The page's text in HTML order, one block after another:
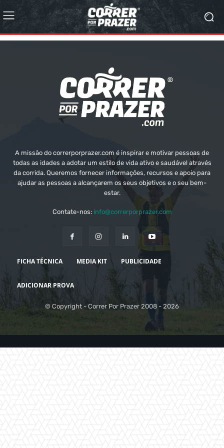
A missão do correrporprazer.com é inspirar e motivar pessoas de
todas as idades a adotar um estilo de vida ativo e saudável através
da corrida. Queremos fornecer informações, recursos e apoio para
ajudar as pessoas a alcançarem os seus objetivos e o seu bem-
estar.
Contate-nos: info@correrporprazer.com
FICHA TÉCNICA MEDIA KIT PUBLICIDADE
ADICIONAR PROVA
© Copyright - Correr Por Prazer 2008 - 2026